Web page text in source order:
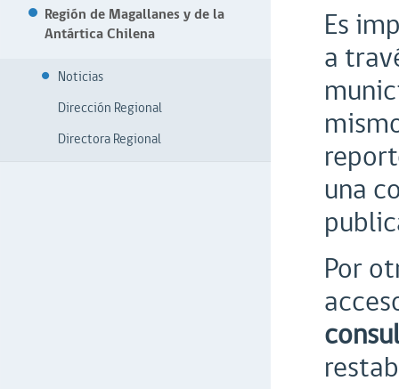
Región de Magallanes y de la
Antártica Chilena
Noticias
Dirección Regional
Directora Regional
Es
a
una
Por